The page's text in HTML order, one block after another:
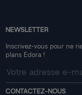
NEWSLETTER
Inscrivez-vous pour ne
plans Edora !
CONTACTEZ-NOUS